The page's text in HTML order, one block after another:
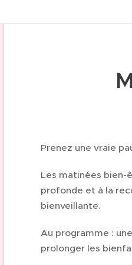
Prenez une vraie
Les matinées bien-
profonde et à la
bienveillante.
Au programme :
prolonger les